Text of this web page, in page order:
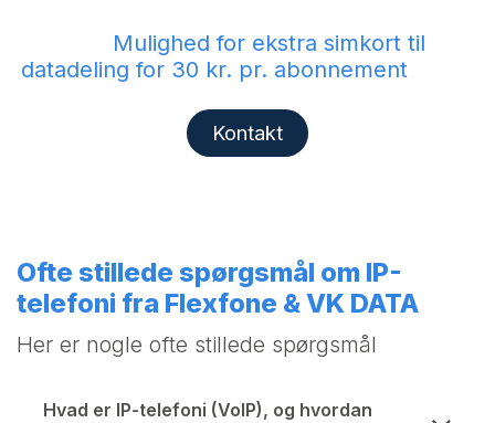
Mulighed for ekstra simkort til
datadeling for 30 kr. pr. abonnement
Kontakt
Ofte stillede spørgsmål om IP-
telefoni fra Flexfone & VK DATA
Her er nogle ofte stillede spørgsmål
Hvad er IP-telefoni (VoIP), og hvordan